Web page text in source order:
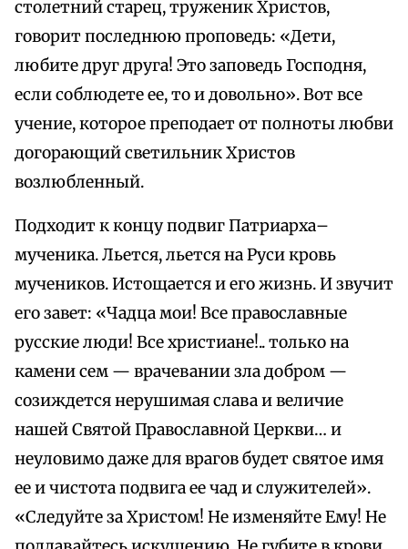
столетний старец, труженик Христов,
говорит последнюю проповедь: «Дети,
любите друг друга! Это заповедь Господня,
если соблюдете ее, то и довольно». Вот все
учение, которое преподает от полноты любви
догорающий светильник Христов
возлюбленный.
Подходит к концу подвиг Патриарха–
мученика. Льется, льется на Руси кровь
мучеников. Истощается и его жизнь. И звучит
его завет: «Чадца мои! Все православные
русские люди! Все христиане!.. только на
камени сем — врачевании зла добром —
созиждется нерушимая слава и величие
нашей Святой Православной Церкви… и
неуловимо даже для врагов будет святое имя
ее и чистота подвига ее чад и служителей».
«Следуйте за Христом! Не изменяйте Ему! Не